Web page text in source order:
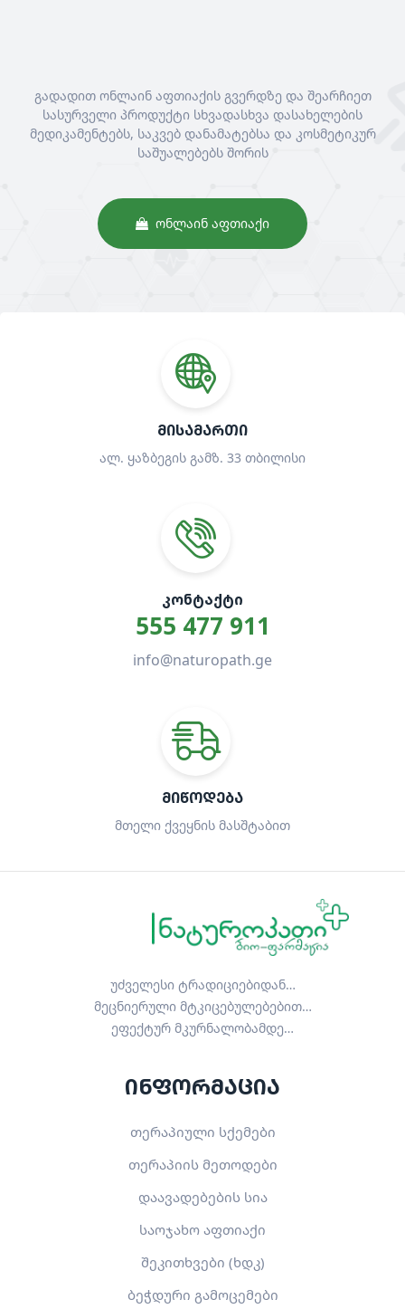
გადადით ონლაინ აფთიაქის გვერდზე და შეარჩიეთ
სასურველი პროდუქტი სხვადასხვა დასახელების
მედიკამენტებს, საკვებ დანამატებსა და კოსმეტიკურ
საშუალებებს შორის
ᲝᲜᲚᲐᲘᲜ ᲐᲤᲗᲘᲐᲥᲘ
ᲛᲘᲡᲐᲛᲐᲠᲗᲘ
ალ. ყაზბეგის გამზ. 33 თბილისი
ᲙᲝᲜᲢᲐᲥᲢᲘ
555 477 911
info@naturopath.ge
ᲛᲘᲬᲝᲓᲔᲑᲐ
მთელი ქვეყნის მასშტაბით
უძველესი ტრადიციებიდან…
მეცნიერული მტკიცებულებებით…
ეფექტურ მკურნალობამდე…
ინფორმაცია
თერაპიული სქემები
თერაპიის მეთოდები
დაავადებების სია
საოჯახო აფთიაქი
შეკითხვები (ხდკ)
ბეჭდური გამოცემები